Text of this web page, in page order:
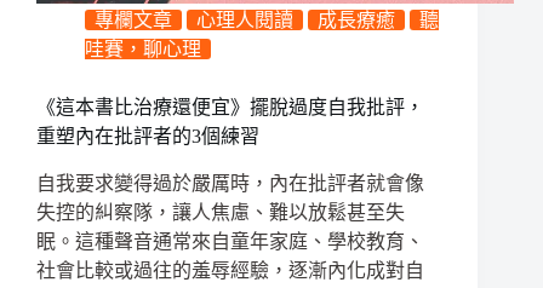
專欄文章 心理人閱讀 成長療癒
聽
哇賽，聊心理
《這本書比治療還便宜》擺脫過度自我批評，
重塑內在批評者的3個練習
自我要求變得過於嚴厲時，內在批評者就會像
失控的糾察隊，讓人焦慮、難以放鬆甚至失
眠。這種聲音通常來自童年家庭、學校教育、
社會比較或過往的羞辱經驗，逐漸內化成對自